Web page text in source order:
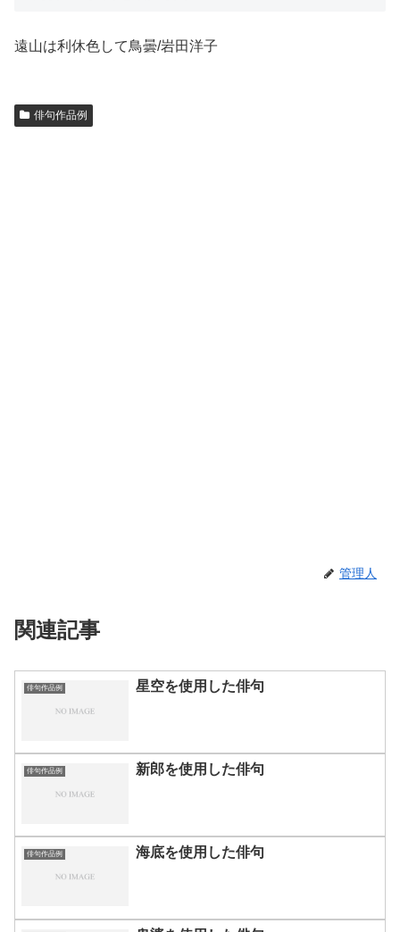
遠山は利休色して鳥曇/岩田洋子
俳句作品例
管理人
関連記事
俳句作品例 星空を使用した俳句
俳句作品例 新郎を使用した俳句
俳句作品例 海底を使用した俳句